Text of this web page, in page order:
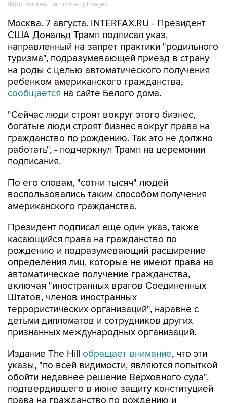
Фото: Andrew Harnik/Getty Images
Москва. 7 августа. INTERFAX.RU - Президент
США Дональд Трамп подписал указ,
направленный на запрет практики "родильного
туризма", подразумевающей приезд в страну
на роды с целью автоматического получения
ребенком американского гражданства,
сообщается на сайте Белого дома.
"Сейчас люди строят вокруг этого бизнес,
богатые люди строят бизнес вокруг права на
гражданство по рождению. Так это не должно
работать", - подчеркнул Трамп на церемонии
подписания.
По его словам, "сотни тысяч" людей
воспользовались таким способом получения
американского гражданства.
Президент подписал еще один указ, также
касающийся права на гражданство по
рождению и подразумевающий расширение
определения лиц, которые не имеют права на
автоматическое получение гражданства,
включая "иностранных врагов Соединенных
Штатов, членов иностранных
террористических организаций", наравне с
детьми дипломатов и сотрудников других
признанных международных организаций.
Издание The Hill обращает внимание, что эти
указы, "по всей видимости, являются попыткой
обойти недавнее решение Верховного суда",
подтвердившего в июне защиту конституцией
права на гражданство по рождению и